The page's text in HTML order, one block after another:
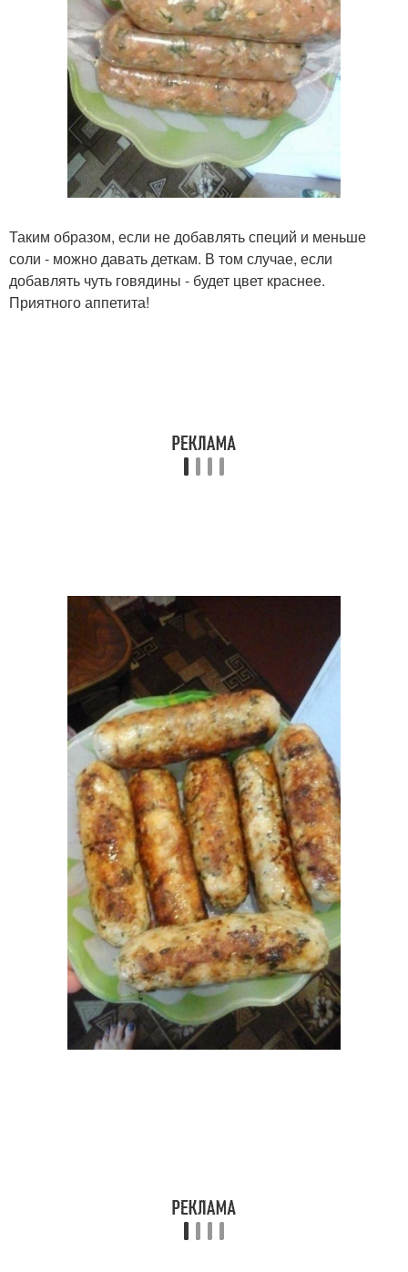
Таким образом, если не добавлять специй и меньше
соли - можно давать деткам. В том случае, если
добавлять чуть говядины - будет цвет краснее.
Приятного аппетита!